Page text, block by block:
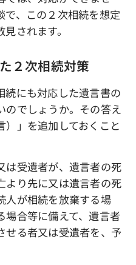
で、この２次相続を想定
されます。
２次相続対策
にも対応した遺言書の
のでしょうか。その答え
）」を追加しておくこと
受遺者が、遺言者の死
より先に又は遺言者の死
人が相続を放棄する場
場合等に備えて、遺言者
せる者又は受遺者を、予